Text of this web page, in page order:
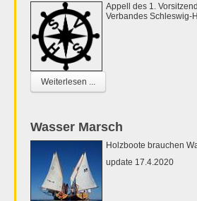
Appell des 1.
Verbandes Schleswig-
Weiterlesen ...
Wasser Marsch
Holzboote brauchen
update 17.4.2020